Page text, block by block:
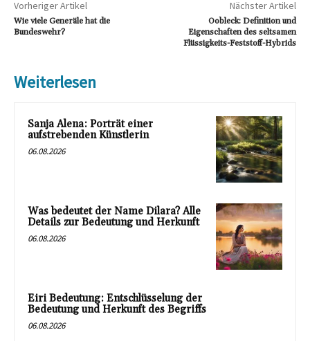
Vorheriger Artikel
Wie viele Generäle hat die
Bundeswehr?
Nächster Artikel
Oobleck: Definition und
Eigenschaften des seltsamen
Flüssigkeits-Feststoff-Hybrids
Weiterlesen
Sanja Alena: Porträt einer
aufstrebenden Künstlerin
06.08.2026
Was bedeutet der Name Dilara? Alle
Details zur Bedeutung und Herkunft
06.08.2026
Eiri Bedeutung: Entschlüsselung der
Bedeutung und Herkunft des Begriffs
06.08.2026